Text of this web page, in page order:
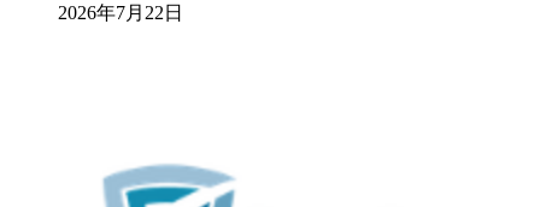
2026年7月22日